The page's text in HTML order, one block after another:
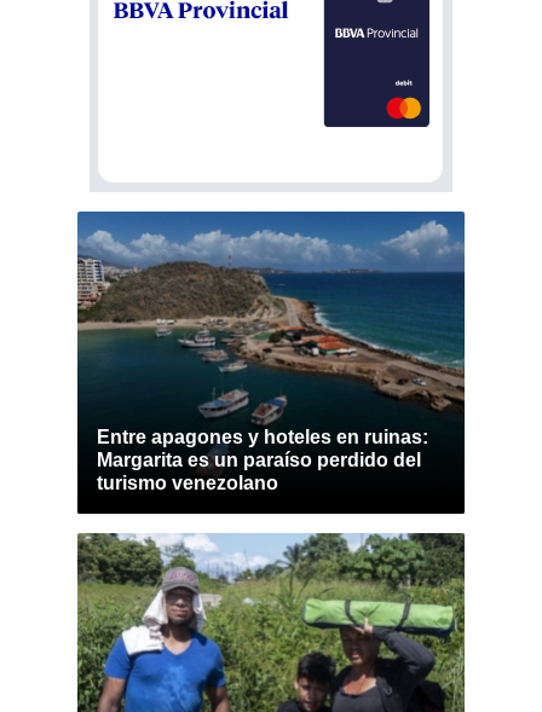
Entre apagones y hoteles en ruinas:
Margarita es un paraíso perdido del
turismo venezolano